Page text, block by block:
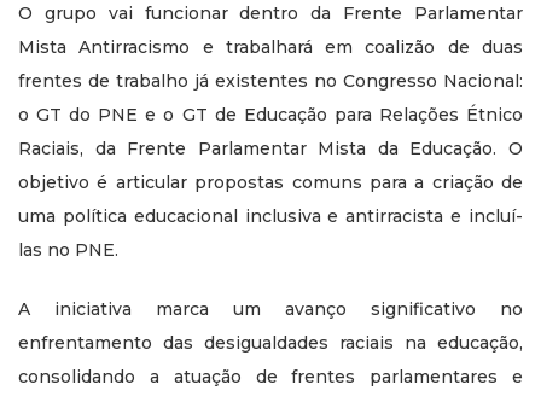
O grupo vai funcionar dentro da Frente Parlamentar
Mista Antirracismo e trabalhará em coalizão de duas
frentes de trabalho já existentes no Congresso Nacional:
o GT do PNE e o GT de Educação para Relações Étnico
Raciais, da Frente Parlamentar Mista da Educação. O
objetivo é articular propostas comuns para a criação de
uma política educacional inclusiva e antirracista e incluí-
las no PNE.
A iniciativa marca um avanço significativo no
enfrentamento das desigualdades raciais na educação,
consolidando a atuação de frentes parlamentares e